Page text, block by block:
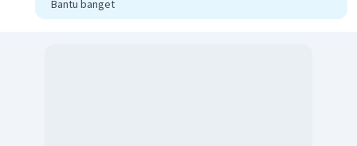
Jadi, berdasarkan penjelasan tersebut, maka jawaban
Bantu banget